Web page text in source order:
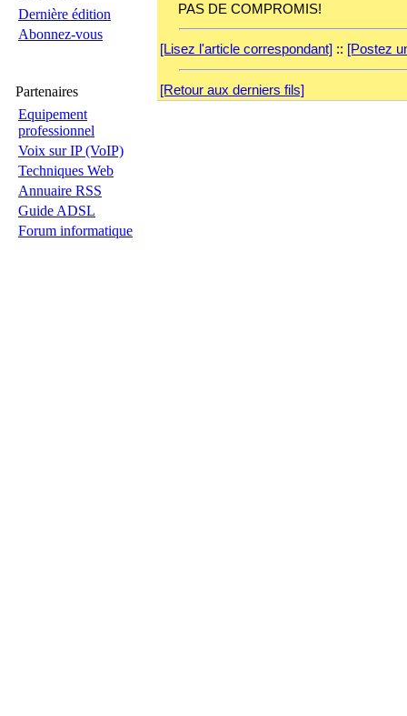
Dernière édition
Abonnez-vous
Partenaires
Equipement
professionnel
Voix sur IP (VoIP)
Techniques Web
Annuaire RSS
Guide ADSL
Forum informatique
PAS DE COMPROMIS!
[Lisez l'article correspondant] :: [Postez
[Retour aux derniers fils]